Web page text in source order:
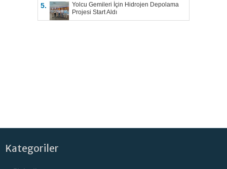
5.
Yolcu Gemileri İçin Hidrojen Depolama
Projesi Start Aldı
Kategoriler